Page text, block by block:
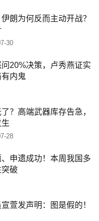
朗为何反而主动开战？
30
20%决策，卢秀燕证实
内鬼
？高端武器库存告急，
28
申遗成功！本周我国多
破
萱发声明：图是假的！